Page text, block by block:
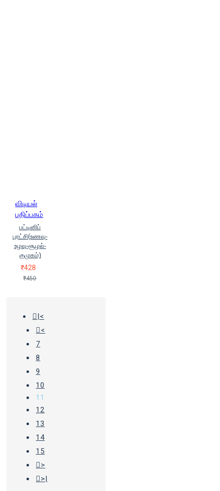
விடியல்
பதிப்பகம்
பட்டினிப்
புரட்சி(உணவு-
உழவு-சூழல்-
குமுகம்)
₹428
₹450
|<
<
7
8
9
10
11
12
13
14
15
>
>|